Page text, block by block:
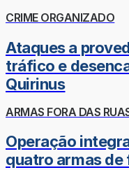
CRIME ORGANIZADO
Ataques a
tráfico e
Quirinus
ARMAS FORA DAS
Operação
quatro armas de